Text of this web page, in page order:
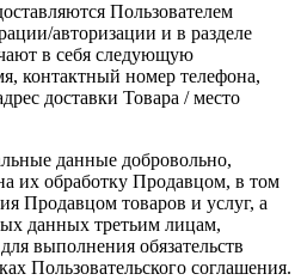
Пользователем
авторизации и в разделе
в себя следующую
контактный номер телефона,
доставки Товара / место
данные добровольно,
их обработку Продавцом, в том
Продавцом товаров и услуг, а
данных третьим лицам,
выполнения обязательств
Пользовательского соглашения.